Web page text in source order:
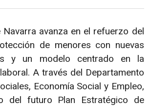
Navarra avanza en el refuerzo del
de menores con nuevas
y un modelo centrado en la
A través del Departamento
Economía Social y Empleo,
del futuro Plan Estratégico de